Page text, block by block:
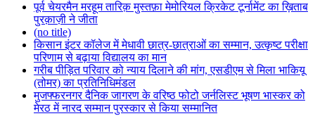
पूर्व चेयरमैन मरहूम तारिक़ मुस्तफ़ा मेमोरियल क्रिकेट टूर्नामेंट का ख़िताब
पुरक़ाज़ी ने जीता
(no title)
किसान इंटर कॉलेज में मेधावी छात्र-छात्राओं का सम्मान, उत्कृष्ट परीक्षा
परिणाम से बढ़ाया विद्यालय का मान
गरीब पीड़ित परिवार को न्याय दिलाने की मांग, एसडीएम से मिला भाकियू
(तोमर) का प्रतिनिधिमंडल
मुजफ्फरनगर दैनिक जागरण के वरिष्ठ फोटो जर्नलिस्ट भूषण भास्कर को
मेरठ में नारद सम्मान पुरस्कार से किया सम्मानित